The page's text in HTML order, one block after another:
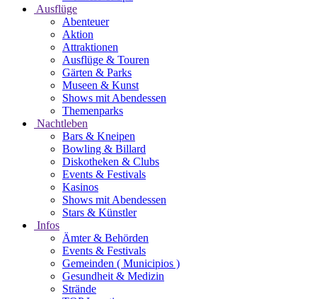
Ausflüge
Abenteuer
Aktion
Attraktionen
Ausflüge & Touren
Gärten & Parks
Museen & Kunst
Shows mit Abendessen
Themenparks
Nachtleben
Bars & Kneipen
Bowling & Billard
Diskotheken & Clubs
Events & Festivals
Kasinos
Shows mit Abendessen
Stars & Künstler
Infos
Ämter & Behörden
Events & Festivals
Gemeinden ( Municipios )
Gesundheit & Medizin
Strände